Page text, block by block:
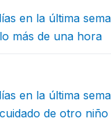
en la última
más de una hora
en la última
de otro